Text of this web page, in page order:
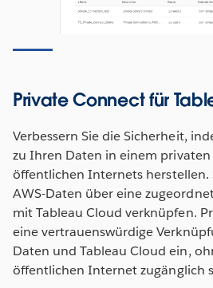
Private Connect für
Verbessern Sie die Sicherheit,
zu Ihren Daten in einem privaten
öffentlichen Internets herstellen.
AWS-Daten über eine
mit Tableau Cloud verknüpfen.
eine vertrauenswürdige
Daten und Tableau Cloud ein,
öffentlichen Internet zugänglich